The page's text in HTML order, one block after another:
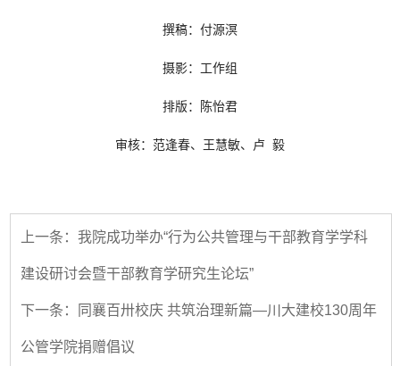
撰稿：付源溟
摄影：工作组
排版：陈怡君
审核：范逢春、王慧敏、卢 毅
上一条：我院成功举办“行为公共管理与干部教育学学科
建设研讨会暨干部教育学研究生论坛”
下一条：同襄百卅校庆 共筑治理新篇—川大建校130周年
公管学院捐赠倡议